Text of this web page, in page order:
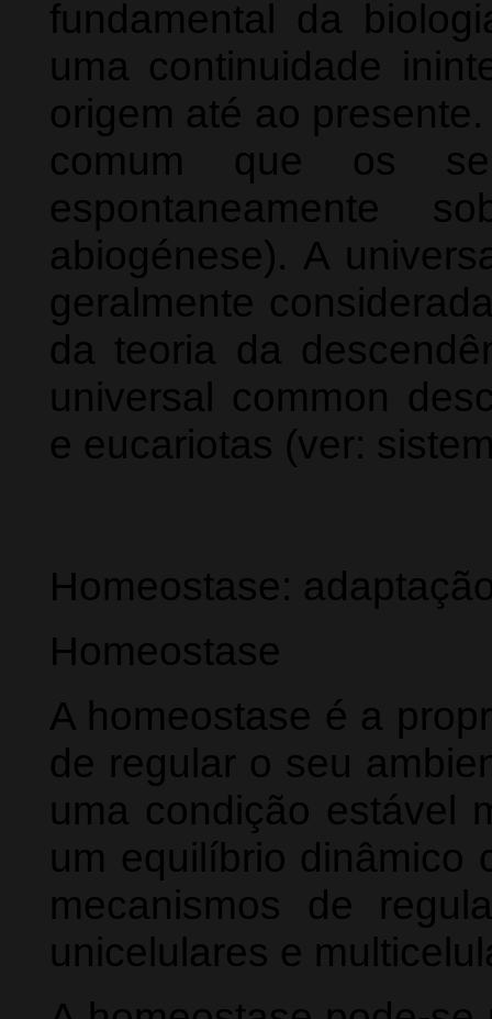
fundamental da
uma continuidade
origem até ao
comum que os
espontaneamente
abiogénese). A
geralmente
da teoria da
universal common
e eucariotas (ver:
Homeostase:
Homeostase
A homeostase é a
de regular o seu
uma condição estável
um equilíbrio dinâmico
mecanismos de
unicelulares e